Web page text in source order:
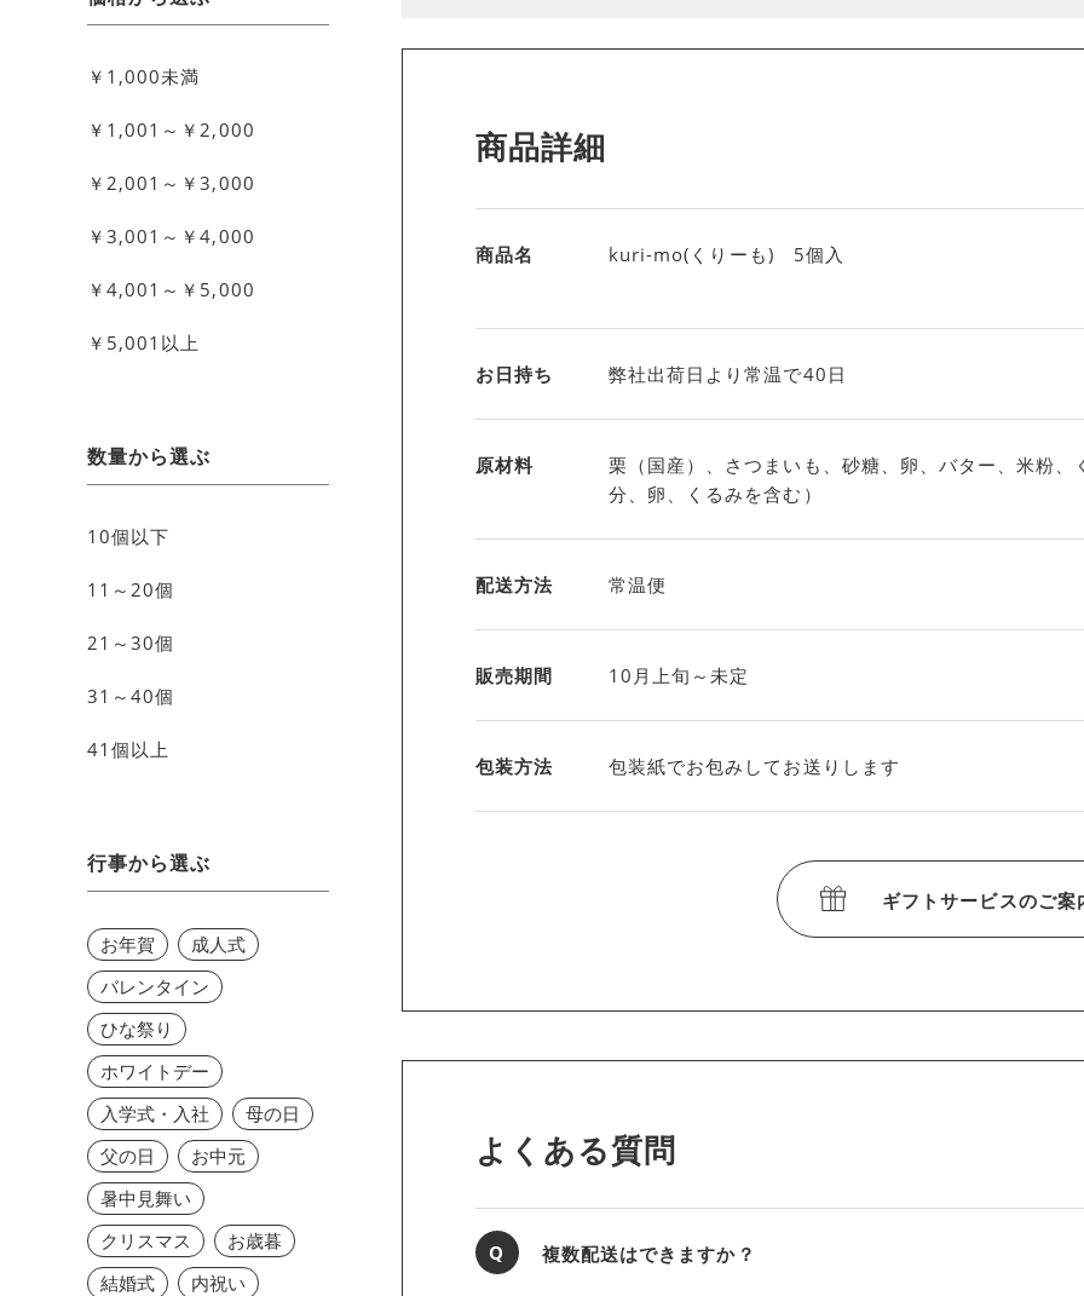
商品詳細
商品名 kuri-mo(くりーも) 5個入
お日持ち 弊社出荷日より常温で40日
原材料
栗（国産）、さつまいも、砂糖、卵、バター、米粉
分、卵、くるみを含む）
配送方法 常温便
販売期間 10月上旬～未定
包装方法 包装紙でお包みしてお送りします
ギフトサービスのご案
よくある質問
複数配送はできますか？
￥1,000未満
￥1,001～￥2,000
￥2,001～￥3,000
￥3,001～￥4,000
￥4,001～￥5,000
￥5,001以上
数量から選ぶ
10個以下
11～20個
21～30個
31～40個
41個以上
行事から選ぶ
お年賀
成人式
バレンタイン
ひな祭り
ホワイトデー
入学式・入社
母の日
父の日
お中元
暑中見舞い
クリスマス
お歳暮
結婚式
内祝い